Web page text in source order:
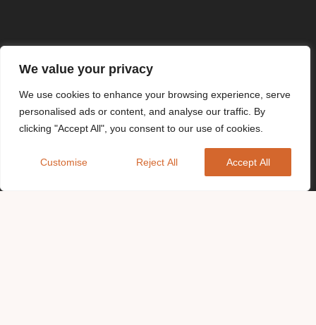
We value your privacy
We use cookies to enhance your browsing experience, serve
personalised ads or content, and analyse our traffic. By
clicking "Accept All", you consent to our use of cookies.
Customise Reject All Accept All